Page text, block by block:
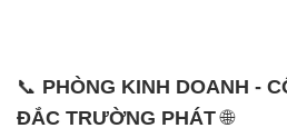
📞 PHÒNG KINH DOANH -
ĐẮC TRƯỜNG PHÁT🌐